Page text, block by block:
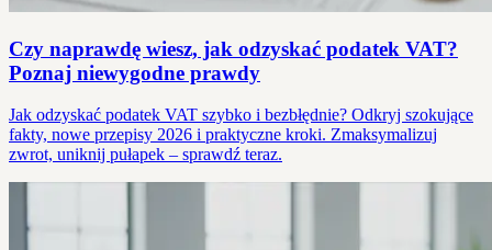
Czy naprawdę wiesz, jak odzyskać podatek VAT?
Poznaj niewygodne prawdy
Jak odzyskać podatek VAT szybko i bezbłędnie? Odkryj szokujące
fakty, nowe przepisy 2026 i praktyczne kroki. Zmaksymalizuj
zwrot, uniknij pułapek – sprawdź teraz.